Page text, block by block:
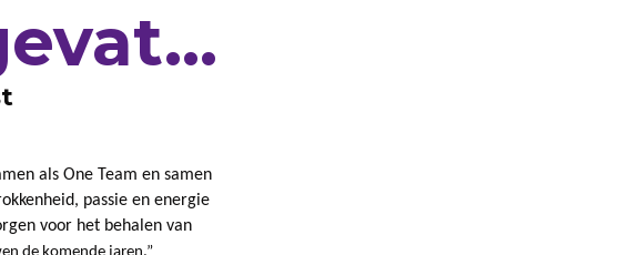
als One Team en samen
passie en energie
voor het behalen van